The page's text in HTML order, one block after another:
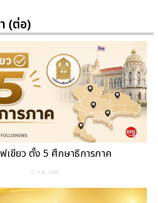
(ต่อ)
เขียว ตั้ง 5 ศึกษาธิการภาค
27 ก.ค. 2569